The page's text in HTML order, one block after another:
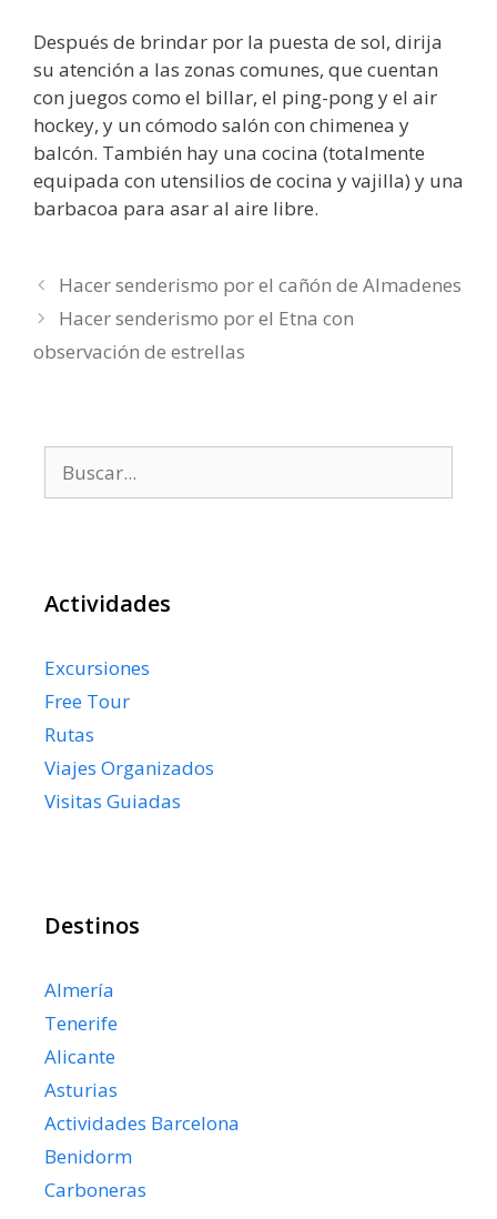
Después de brindar por la puesta de sol, dirija
su atención a las zonas comunes, que cuentan
con juegos como el billar, el ping-pong y el air
hockey, y un cómodo salón con chimenea y
balcón. También hay una cocina (totalmente
equipada con utensilios de cocina y vajilla) y una
barbacoa para asar al aire libre.
Hacer senderismo por el cañón de Almadenes
Hacer senderismo por el Etna con
observación de estrellas
Actividades
Excursiones
Free Tour
Rutas
Viajes Organizados
Visitas Guiadas
Destinos
Almería
Tenerife
Alicante
Asturias
Actividades Barcelona
Benidorm
Carboneras